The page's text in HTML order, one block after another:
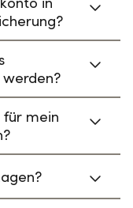
für mein